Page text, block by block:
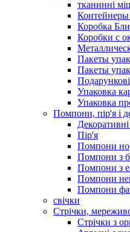
тканинні
Контейнеры
Коробка
Коробки с
Пакеты
Пакеты
Упаковка
Упаковка
Помпони, пір'я і
Декоративні
Пір'я
Помпони
Помпони з
Помпони з
Помпони
Помпони
свічки
Стрічки,
Стрічки з